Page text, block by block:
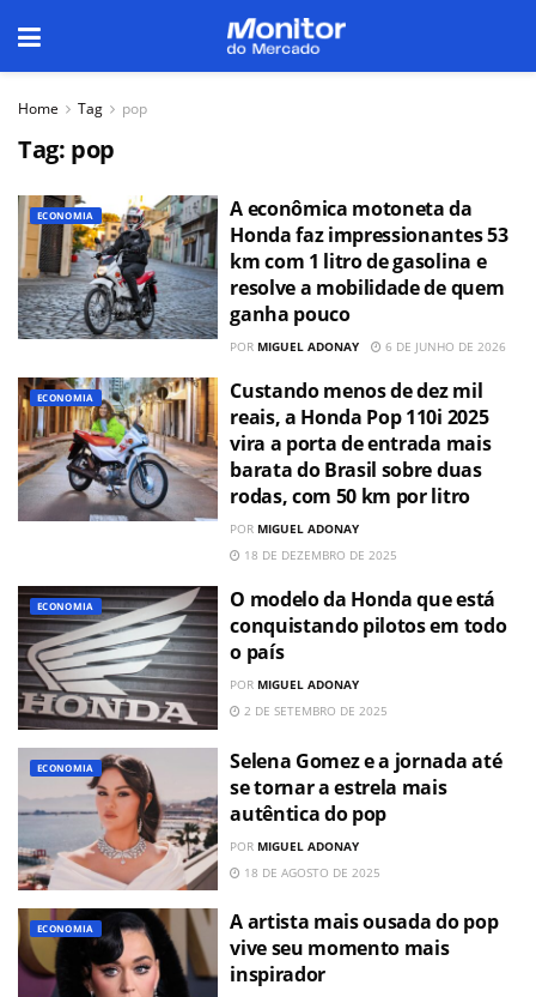
Home Tag pop
Tag: pop
ECONOMIA
A econômica motoneta da
Honda faz impressionantes 53
km com 1 litro de gasolina e
resolve a mobilidade de quem
ganha pouco
POR MIGUEL ADONAY 6 DE JUNHO DE 2026
ECONOMIA
Custando menos de dez mil
reais, a Honda Pop 110i 2025
vira a porta de entrada mais
barata do Brasil sobre duas
rodas, com 50 km por litro
POR MIGUEL ADONAY
18 DE DEZEMBRO DE 2025
ECONOMIA
O modelo da Honda que está
conquistando pilotos em todo
o país
POR MIGUEL ADONAY
2 DE SETEMBRO DE 2025
ECONOMIA
Selena Gomez e a jornada até
se tornar a estrela mais
autêntica do pop
POR MIGUEL ADONAY
18 DE AGOSTO DE 2025
ECONOMIA
A artista mais ousada do pop
vive seu momento mais
inspirador